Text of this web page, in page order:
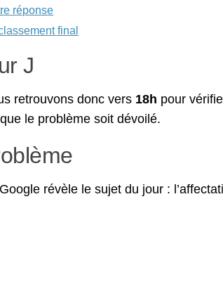
réponse
final
J
retrouvons donc vers 18h pour
le problème soit dévoilé.
révèle le sujet du jour :